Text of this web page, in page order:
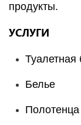
продукты.
УСЛУГИ
Туалетная
Белье
Полотенца